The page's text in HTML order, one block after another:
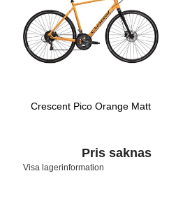
Crescent Pico Orange Matt
Pris saknas
Visa lagerinformation